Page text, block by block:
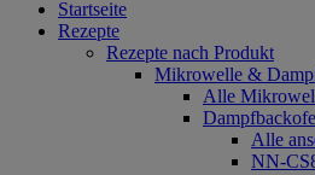
Startseite
Rezepte
Rezepte nach Produkt
Mikrowelle &
Alle
Alle
NN-